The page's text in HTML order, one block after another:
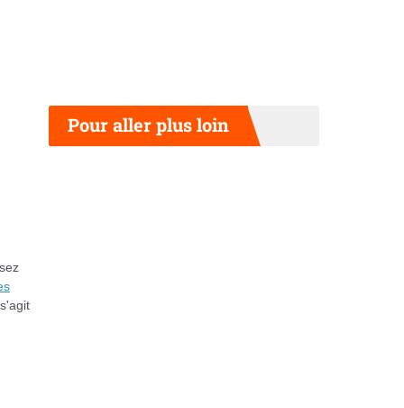
Pour aller plus loin